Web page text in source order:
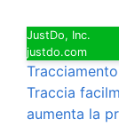
JustDo, Inc.
justdo.com
Traccia
aumenta la